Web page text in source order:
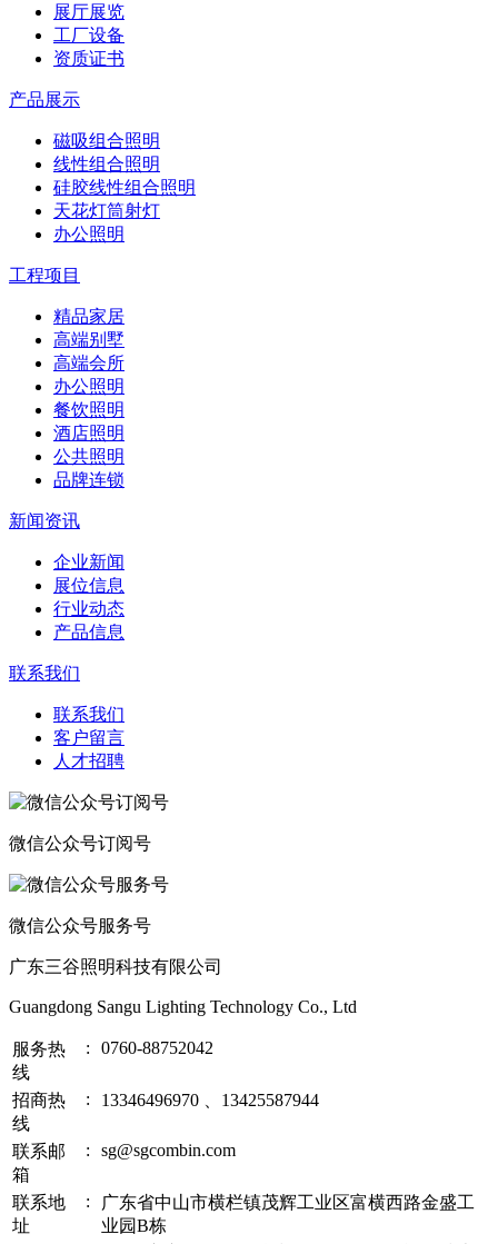
展厅展览
工厂设备
资质证书
产品展示
磁吸组合照明
线性组合照明
硅胶线性组合照明
天花灯筒射灯
办公照明
工程项目
精品家居
高端别墅
高端会所
办公照明
餐饮照明
酒店照明
公共照明
品牌连锁
新闻资讯
企业新闻
展位信息
行业动态
产品信息
联系我们
联系我们
客户留言
人才招聘
微信公众号订阅号
微信公众号服务号
广东三谷照明科技有限公司
Guangdong Sangu Lighting Technology Co., Ltd
服务热
线
: 0760-88752042
招商热
线
: 13346496970 、13425587944
联系邮
箱
: sg@sgcombin.com
联系地
址
:
广东省中山市横栏镇茂辉工业区富横西路金盛工
业园B栋